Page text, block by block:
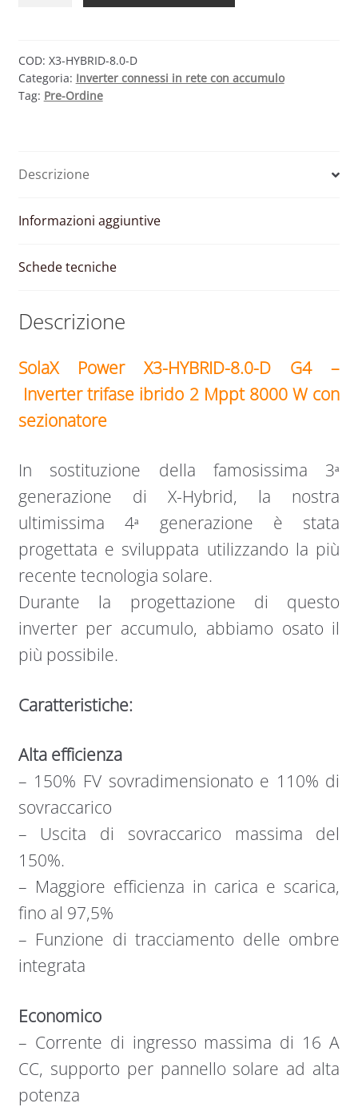
8.0-
D
G4
IBRIDO
MPPT
W
COD: X3-HYBRID-8.0-D
Categoria: Inverter connessi in rete con accumulo
Tag: Pre-Ordine
Descrizione
Informazioni aggiuntive
Schede tecniche
Descrizione
SolaX Power X3-HYBRID-8.0-D G4 –
Inverter trifase ibrido 2 Mppt 8000 W con
sezionatore
In sostituzione della famosissima 3ᵃ
generazione di X-Hybrid, la nostra
ultimissima 4ᵃ generazione è stata
progettata e sviluppata utilizzando la più
recente tecnologia solare.
Durante la progettazione di questo
inverter per accumulo, abbiamo osato il
più possibile.
Caratteristiche:
Alta efficienza
– 150% FV sovradimensionato e 110% di
sovraccarico
– Uscita di sovraccarico massima del
150%.
– Maggiore efficienza in carica e scarica,
fino al 97,5%
– Funzione di tracciamento delle ombre
integrata
Economico
– Corrente di ingresso massima di 16 A
CC, supporto per pannello solare ad alta
potenza